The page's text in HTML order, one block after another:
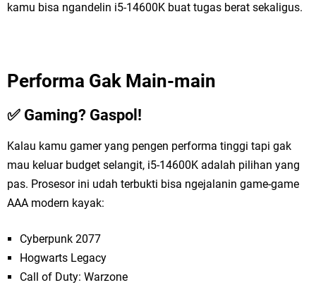
kamu bisa ngandelin i5-14600K buat tugas berat sekaligus.
Performa Gak Main-main
✅ Gaming? Gaspol!
Kalau kamu gamer yang pengen performa tinggi tapi gak
mau keluar budget selangit, i5-14600K adalah pilihan yang
pas. Prosesor ini udah terbukti bisa ngejalanin game-game
AAA modern kayak:
Cyberpunk 2077
Hogwarts Legacy
Call of Duty: Warzone